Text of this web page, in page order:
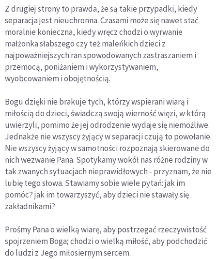
Z drugiej strony to prawda, że są takie przypadki, kiedy
separacja jest nieuchronna. Czasami może się nawet stać
moralnie konieczna, kiedy wręcz chodzi o wyrwanie
małżonka słabszego czy też maleńkich dzieci z
najpoważniejszych ran spowodowanych zastraszaniem i
przemocą, poniżaniem i wykorzystywaniem,
wyobcowaniem i obojętnością.
Bogu dzięki nie brakuje tych, którzy wspierani wiarą i
miłością do dzieci, świadczą swoją wierność więzi, w którą
uwierzyli, pomimo że jej odrodzenie wydaje się niemożliwe.
Jednakże nie wszyscy żyjący w separacji czują to powołanie.
Nie wszyscy żyjący w samotności rozpoznają skierowane do
nich wezwanie Pana. Spotykamy wokół nas różne rodziny w
tak zwanych sytuacjach nieprawidłowych - przyznam, że nie
lubię tego słowa. Stawiamy sobie wiele pytań: jak im
pomóc? jak im towarzyszyć, aby dzieci nie stawały się
zakładnikami?
Prośmy Pana o wielką wiarę, aby postrzegać rzeczywistość
spojrzeniem Boga; chodzi o wielką miłość, aby podchodzić
do ludzi z Jego miłosiernym sercem.